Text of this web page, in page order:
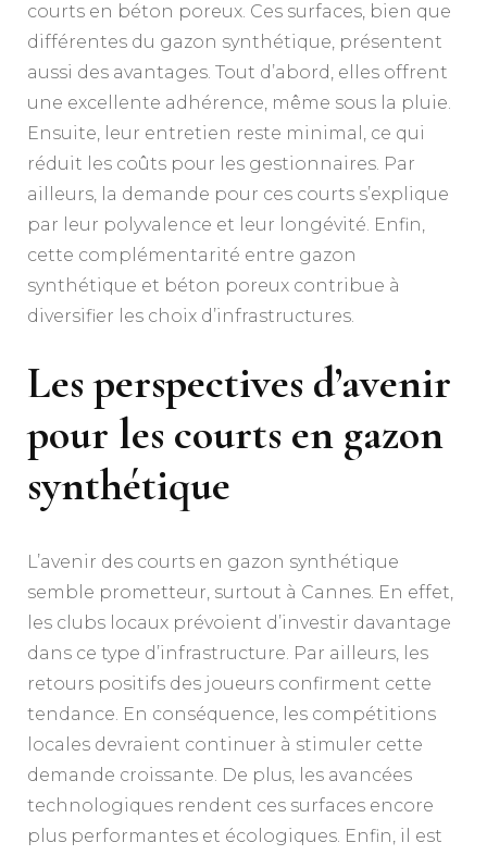
courts en béton poreux. Ces surfaces, bien que
différentes du gazon synthétique, présentent
aussi des avantages. Tout d’abord, elles offrent
une excellente adhérence, même sous la pluie.
Ensuite, leur entretien reste minimal, ce qui
réduit les coûts pour les gestionnaires. Par
ailleurs, la demande pour ces courts s’explique
par leur polyvalence et leur longévité. Enfin,
cette complémentarité entre gazon
synthétique et béton poreux contribue à
diversifier les choix d’infrastructures.
Les perspectives d’avenir
pour les courts en gazon
synthétique
L’avenir des courts en gazon synthétique
semble prometteur, surtout à Cannes. En effet,
les clubs locaux prévoient d’investir davantage
dans ce type d’infrastructure. Par ailleurs, les
retours positifs des joueurs confirment cette
tendance. En conséquence, les compétitions
locales devraient continuer à stimuler cette
demande croissante. De plus, les avancées
technologiques rendent ces surfaces encore
plus performantes et écologiques. Enfin, il est